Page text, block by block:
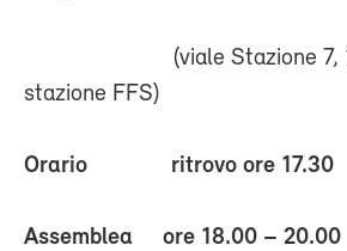
(viale Stazione 7,
stazione FFS)
Orario ritrovo ore 17.30
Assemblea ore 18.00 – 20.00